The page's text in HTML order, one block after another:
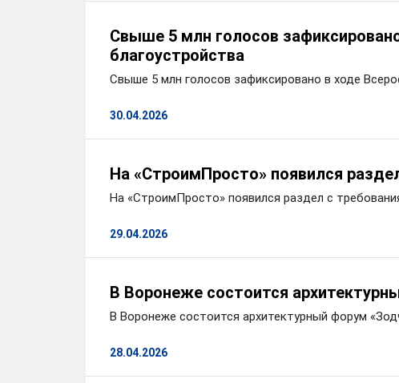
Свыше 5 млн голосов
благоустройства
Свыше 5 млн голосов зафиксировано в ходе
30.04.2026
На «СтроимПросто» появился
На «СтроимПросто» появился раздел с
29.04.2026
В Воронеже состоится
В Воронеже состоится архитектурный форум
28.04.2026